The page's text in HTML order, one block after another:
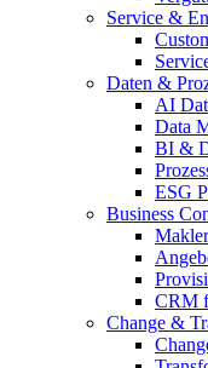
Service &
Daten &
AI
Data
BI &
ESG
Business
CRM
Change &